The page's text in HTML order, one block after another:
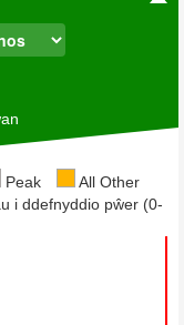
Peak
All Other
i ddefnyddio pŵer (0-